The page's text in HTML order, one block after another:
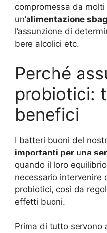
compromessa da
un’alimentazione
l’assunzione di
bere alcolici etc.
Perché
probiotici:
benefici
I batteri buoni del
importanti per una
quando il loro
necessario intervenire
probiotici, così da
effetti buoni.
Prima di tutto servono